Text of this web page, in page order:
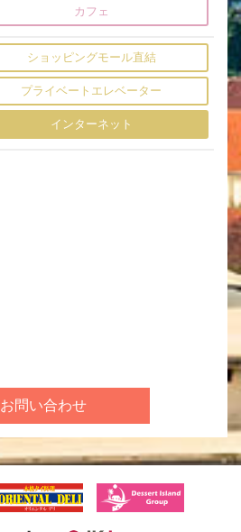
カフェ
ショッピングモール直結
プライベートエレベーター
インターネット
お問い合わせ